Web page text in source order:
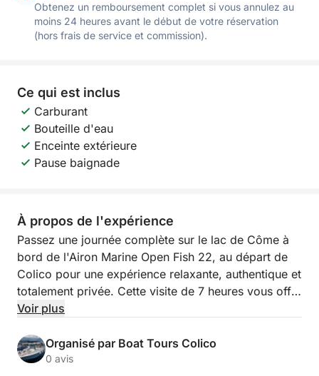
Obtenez un remboursement complet si vous annulez au
moins 24 heures avant le début de votre réservation
(hors frais de service et commission).
Ce qui est inclus
Carburant
Bouteille d'eau
Enceinte extérieure
Pause baignade
À propos de l'expérience
Passez une journée complète sur le lac de Côme à
bord de l'Airon Marine Open Fish 22, au départ de
Colico pour une expérience relaxante, authentique et
totalement privée. Cette visite de 7 heures vous offre
le meilleur de l'Alto Lario : vues alpines, villages
pour vous détendre dans la splendide baie de Piona.
Voir plus
Organisé par Boat Tours Colico
0 avis